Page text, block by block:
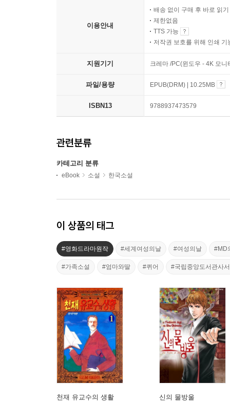
이용안내
배송 없이 구매 후 바로 읽기
제한없음
TTS 가능
저작권 보호를 위해 인쇄 기
지원기기 크레마 /PC(윈도우 - 4K 모
파일/용량 EPUB(DRM) | 10.25MB
ISBN13 9788937473579
관련분류
카테고리 분류
eBook 소설 한국소설
이 상품의 태그
#영화드라마원작 #세계여성의날 #여성의날 #MD
#가족소설 #엄마와딸 #퀴어 #국립중앙도서관사
천재 유교수의 생활 신의 물방울